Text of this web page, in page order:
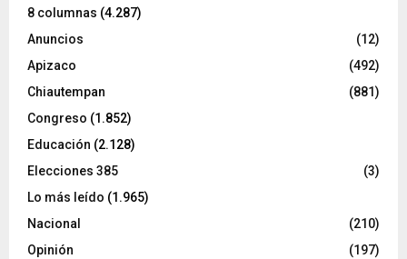
8 columnas (4.287)
Anuncios
(12)
Apizaco
(492)
Chiautempan
(881)
Congreso (1.852)
Educación (2.128)
Elecciones 385
(3)
Lo más leído (1.965)
Nacional
(210)
Opinión
(197)